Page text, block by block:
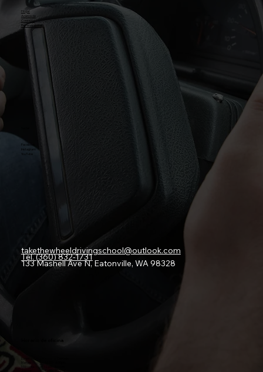
Martes: ----------- 12:00 - 3:00pm
12:00 - 3:00pm
Hogar
Acerca de
Contacto
Reserva ahora
Facebook
Instagram
YouTube
takethewheeldrivingschool@outlook.com
Tel. (360) 832-1731
133 Mashell Ave N, Eatonville, WA 98328